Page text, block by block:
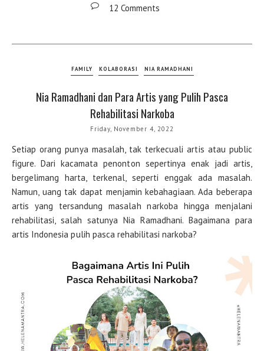
12 Comments
FAMILY KOLABORASI NIA RAMADHANI
Nia Ramadhani dan Para Artis yang Pulih Pasca
Rehabilitasi Narkoba
Friday, November 4, 2022
Setiap orang punya masalah, tak terkecuali artis atau public
figure. Dari kacamata penonton sepertinya enak jadi artis,
bergelimang harta, terkenal, seperti enggak ada masalah.
Namun, uang tak dapat menjamin kebahagiaan. Ada beberapa
artis yang tersandung masalah narkoba hingga menjalani
rehabilitasi, salah satunya Nia Ramadhani. Bagaimana para
artis Indonesia pulih pasca rehabilitasi narkoba?